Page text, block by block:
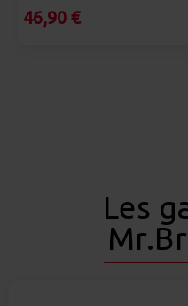
46,90 €
Les